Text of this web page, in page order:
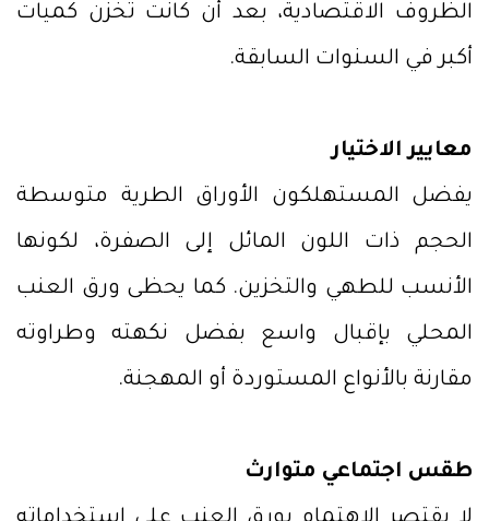
الظروف الاقتصادية، بعد أن كانت تخزن كميات
أكبر في السنوات السابقة.
معايير الاختيار
يفضل المستهلكون الأوراق الطرية متوسطة
الحجم ذات اللون المائل إلى الصفرة، لكونها
الأنسب للطهي والتخزين. كما يحظى ورق العنب
المحلي بإقبال واسع بفضل نكهته وطراوته
مقارنة بالأنواع المستوردة أو المهجنة.
طقس اجتماعي متوارث